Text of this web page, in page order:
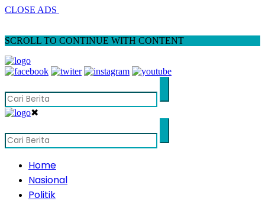
CLOSE ADS
SCROLL TO CONTINUE WITH CONTENT
✖
Home
Nasional
Politik